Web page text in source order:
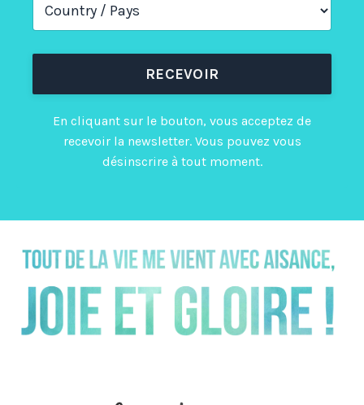
RECEVOIR
En cliquant sur le bouton, vous acceptez de
recevoir la newsletter. Vous pouvez vous
désinscrire à tout moment.